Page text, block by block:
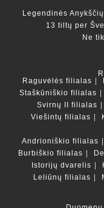
Legendinės
13 tiltų per
Ne
Raguvėlės filialas
Staškūniškio filialas
Svirnų II filialas
Viešintų filialas
Andrioniškio filialas
Burbiškio filialas
Istorijų dvarelis
Leliūnų filialas